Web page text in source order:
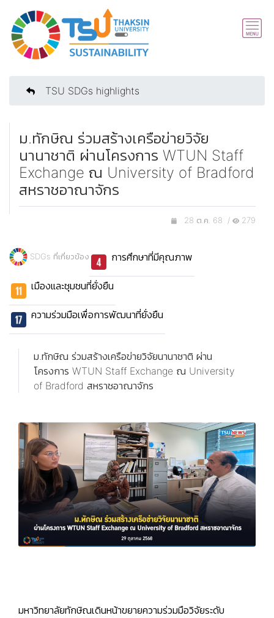
TSU SDGs highlights
ม.ทักษิณ ร่วมสร้างเครือข่ายวิจัย
นานาชาติ ผ่านโครงการ WTUN Staff
Exchange ณ University of Bradford
สหราชอาณาจักร
28 ต.ค. 68 / 279
SDGs ที่เกี่ยวข้อง การศึกษาที่มีคุณภาพ
เมืองและชุมชนที่ยั่งยืน
ความร่วมมือเพื่อการพัฒนาที่ยั่งยืน
ม.ทักษิณ ร่วมสร้างเครือข่ายวิจัยนานาชาติ ผ่าน
โครงการ WTUN Staff Exchange ณ University
of Bradford สหราชอาณาจักร
มหาวิทยาลัยทักษิณเดินหน้าขยายความร่วมมือวิจัยระดับ